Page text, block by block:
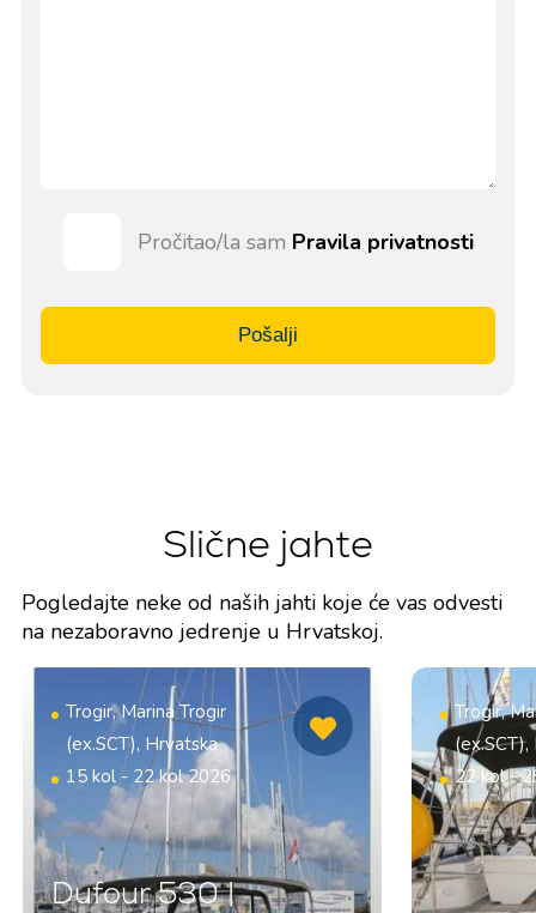
Pročitao/la sam Pravila privatnosti
Pošalji
Slične jahte
Pogledajte neke od naših jahti koje će vas odvesti
na nezaboravno jedrenje u Hrvatskoj.
Trogir, Marina Trogir
(ex.SCT), Hrvatska
15 kol - 22 kol 2026
Dufour 530 |
Trogir,
22 kol -